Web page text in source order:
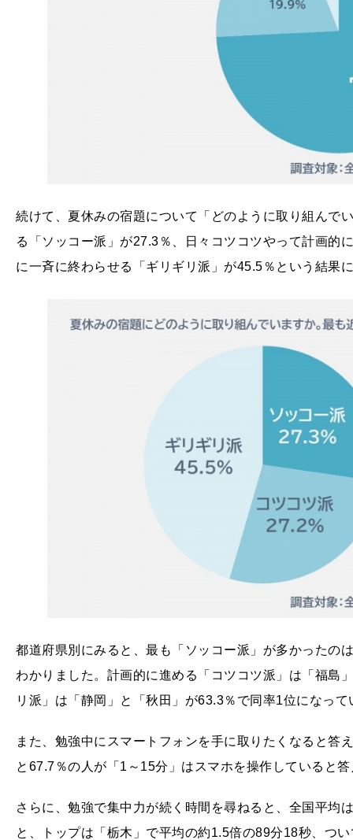
続けて、夏休みの宿題について「どのように取り組んで
る「ソッコー派」が27.3％、日々コツコツやって計画的
に一斉に終わらせる「ギリギリ派」が45.5％という結果
都道府県別にみると、最も「ソッコー派」が多かったの
わかりました。計画的に進める「コツコツ派」は「福島
リ派」は「静岡」と「秋田」が63.3％で同率1位になって
また、勉強中にスマートフォンを手に取りたくなると答
と67.7％の人が「1～15分」はスマホを操作していると
さらに、勉強で集中力が続く時間を尋ねると、全国平均
と、トップは「栃木」で平均の約1.5倍の89分18秒、つ